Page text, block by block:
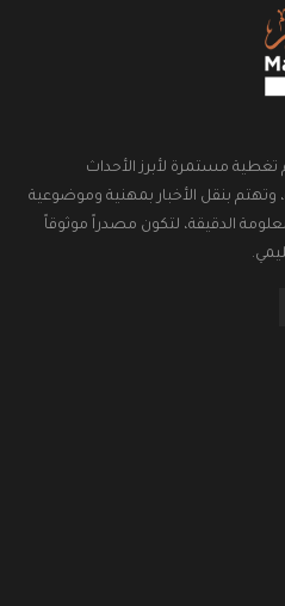
تغطية مستمرة لأبرز الأحداث
وتهتم بنقل الأخبار بمهنية وموضوعية
الدقيقة، لتكون مصدراً موثوقاً